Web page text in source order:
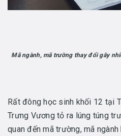
Mã ngành, mã trường thay đổi gây
Rất đông học sinh khối 12 tại
Trưng Vương tỏ ra lúng túng
quan đến mã trường, mã